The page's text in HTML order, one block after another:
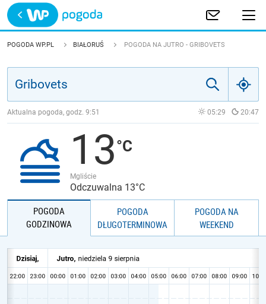
Trwa ładowanie
POLSKA
JAKOŚĆ POWIETRZA
POGODA WP.PL BIAŁORUŚ POGODA NA JUTRO - GRIBOVETS
Aktualna pogoda, godz. 9:51 05:29 20:47
13
Mgliście
Odczuwalna 13°C
POGODA
GODZINOWA
POGODA
DŁUGOTERMINOWA
POGODA NA
WEEKEND